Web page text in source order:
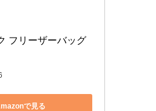
フリーザーバッグ
で見る